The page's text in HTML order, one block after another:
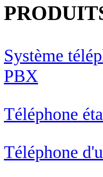
Système
PBX
Téléphone
Téléphone